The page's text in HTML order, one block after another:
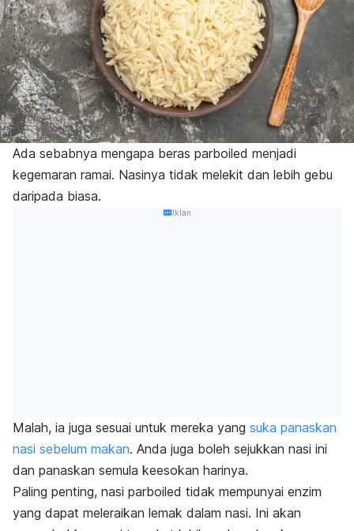
Ada sebabnya mengapa beras parboiled menjadi
kegemaran ramai. Nasinya tidak melekit dan lebih gebu
daripada biasa.
Iklan
Malah, ia juga sesuai untuk mereka yang suka panaskan
nasi sebelum makan. Anda juga boleh sejukkan nasi ini
dan panaskan semula keesokan harinya.
Paling penting, nasi parboiled tidak mempunyai enzim
yang dapat meleraikan lemak dalam nasi. Ini akan